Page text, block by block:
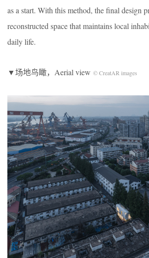
as a start. With this method, the final design
reconstructed space that maintains local
daily life.
▼场地鸟瞰，Aerial view © CreatAR images